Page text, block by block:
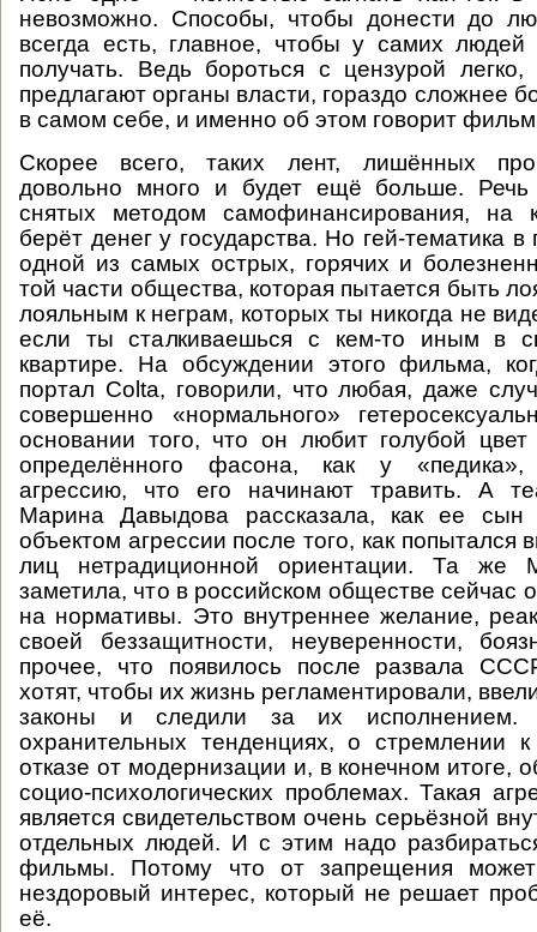
невозможно. Способы, чтобы донести до
всегда есть, главное, чтобы у самих
получать. Ведь бороться с цензурой
предлагают органы власти, гораздо сложнее
в самом себе, и именно об этом говорит
Скорее всего, таких лент, лишённых
довольно много и будет ещё больше.
снятых методом самофинансирования, на
берёт денег у государства. Но гей-тематика в
одной из самых острых, горячих и
той части общества, которая пытается быть
лояльным к неграм, которых ты никогда не
если ты сталкиваешься с кем-то иным в
квартире. На обсуждении этого фильма,
портал Colta, говорили, что любая, даже
совершенно «нормального»
основании того, что он любит голубой
определённого фасона, как у
агрессию, что его начинают травить. А
Марина Давыдова рассказала, как ее
объектом агрессии после того, как попытался
лиц нетрадиционной ориентации. Та же
заметила, что в российском обществе сейчас
на нормативы. Это внутреннее желание,
своей беззащитности, неуверенности,
прочее, что появилось после развала
хотят, чтобы их жизнь регламентировали,
законы и следили за их исполнением.
охранительных тенденциях, о стремлении
отказе от модернизации и, в конечном итоге,
социо-психологических проблемах. Такая
является свидетельством очень серьёзной
отдельных людей. И с этим надо
фильмы. Потому что от запрещения может
нездоровый интерес, который не решает
её.